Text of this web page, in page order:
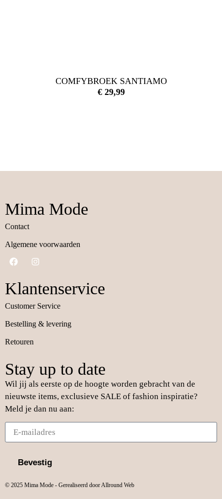
COMFYBROEK SANTIAMO
€29,99
Mima Mode
Contact
Algemene voorwaarden
Klantenservice
Customer Service
Bestelling & levering
Retouren
Stay up to date
Wil jij als eerste op de hoogte worden gebracht van de
nieuwste items, exclusieve SALE of fashion inspiratie?
Meld je dan nu aan:
Bevestig
© 2025 Mima Mode - Gerealiseerd door Allround Web